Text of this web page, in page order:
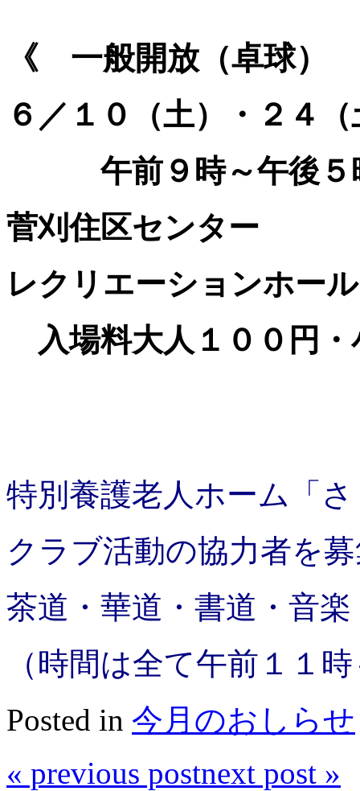
《 一般開放（卓球）
６／１０（土）・２４（
午前９時～午後５
菅刈住区センター
レクリエーションホール
入場料大人１００円・
特別養護老人ホーム「
クラブ活動の協力者を
茶道・華道・書道・音楽
（時間は全て午前１１
Posted in 今月のおしらせ
« previous postnext post »